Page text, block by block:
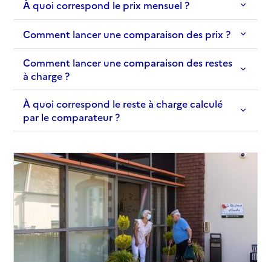
À quoi correspond le prix mensuel ?
Comment lancer une comparaison des prix ?
Comment lancer une comparaison des restes
à charge ?
À quoi correspond le reste à charge calculé
par le comparateur ?